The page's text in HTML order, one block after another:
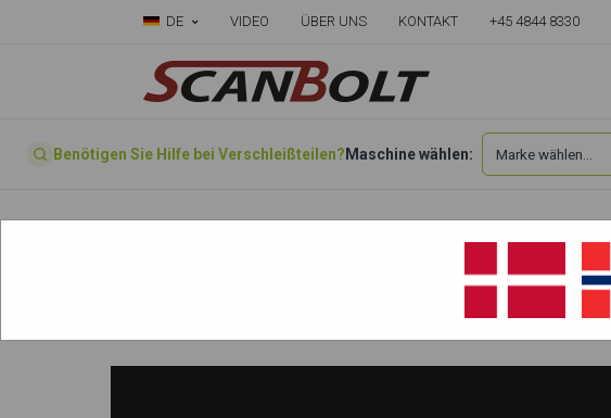
DE VIDEO ÜBER UNS KONTAKT +45 4844 8330
Benötigen Sie Hilfe bei Verschleißteilen? Maschine wählen:
UE40 1°